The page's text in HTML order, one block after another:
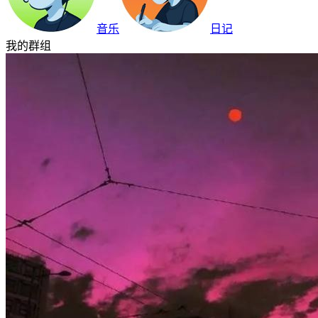
音乐
日记
我的群组